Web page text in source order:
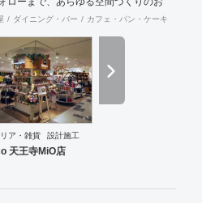
実施できます。上海にもオフィスが
ダイニング・バー カフェ・パン・ケーキ
ア・雑貨 設計施工
天王寺MiO店